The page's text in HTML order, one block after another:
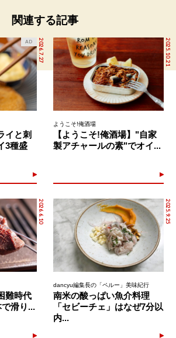
関連する記事
2026.7.27
AD
イと刺
3種盛
2025.10.21
ようこそ!俺酒場
【ようこそ!俺酒場】"自家
製アチャールの素"でオイ...
2026.6.10
難時代
滑り...
2025.9.25
dancyu編集長の「ペルー」美味紀行
南米の酸っぱい魚介料理
「セビーチェ」はなぜ7分以
内...